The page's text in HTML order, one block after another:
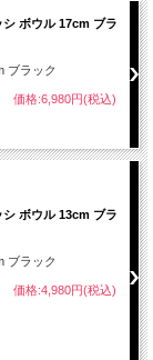
ボウル 17cm ブラ
ブラック
価格:6,980円(税込)
ボウル 13cm ブラ
ブラック
価格:4,980円(税込)